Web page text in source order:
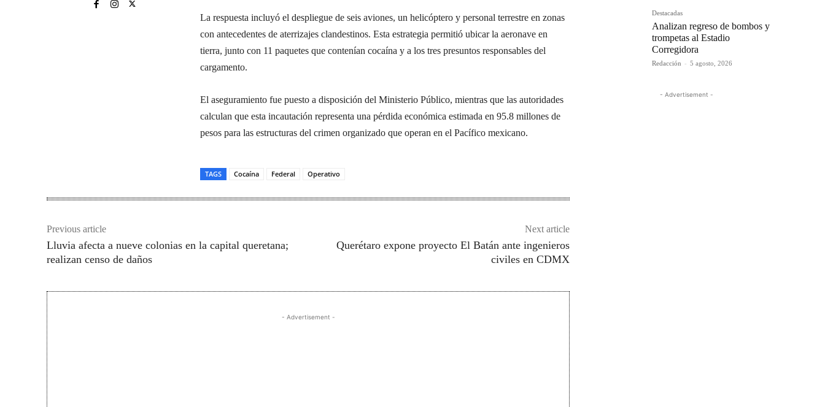
La respuesta incluyó el despliegue de seis aviones, un helicóptero y personal terrestre en zonas
con antecedentes de aterrizajes clandestinos. Esta estrategia permitió ubicar la aeronave en
tierra, junto con 11 paquetes que contenían cocaína y a los tres presuntos responsables del
cargamento.
El aseguramiento fue puesto a disposición del Ministerio Público, mientras que las autoridades
calculan que esta incautación representa una pérdida económica estimada en 95.8 millones de
pesos para las estructuras del crimen organizado que operan en el Pacífico mexicano.
TAGS Cocaína Federal Operativo
Previous article
Lluvia afecta a nueve colonias en la capital queretana;
realizan censo de daños
Next article
Querétaro expone proyecto El Batán ante ingenieros
civiles en CDMX
- Advertisement -
Destacadas
Analizan regreso de bombos y
trompetas al Estadio
Corregidora
Redacción - 5 agosto, 2026
- Advertisement -